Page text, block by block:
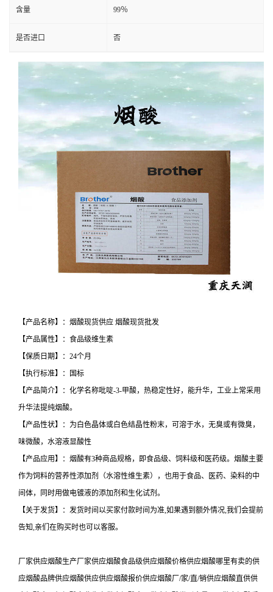
含量 99％
是否进口 否
【产品名称】：烟酸现货供应 烟酸现货批发
【产品属性】：食品级维生素
【保质日期】：24个月
【执行标准】：国标
【产品简介】：化学名称吡啶-3-甲酸，热稳定性好，能升华，工业上常采用
升华法提纯烟酸。
【产品性状】：为白色晶体或白色结晶性粉末，可溶于水，无臭或有微臭，
味微酸，水溶液显酸性
【产品应用】：烟酸有3种商品规格，即食品级、饲料级和医药级。烟酸主要
作为饲料的营养性添加剂（水溶性维生素），也用于食品、医药、染料的中
间体，同时用做电镀液的添加剂和生化试剂。
【关于发货】：发货时间以买家付款时间为准,如果遇到额外情况,我们会提前
告知,亲们在购买时也可以客服。
厂家供应烟酸生产厂家供应烟酸食品级供应烟酸价格供应烟酸哪里有卖的供
应烟酸品牌供应烟酸供应供应烟酸报价供应烟酸厂/家/直/销供应烟酸直供供